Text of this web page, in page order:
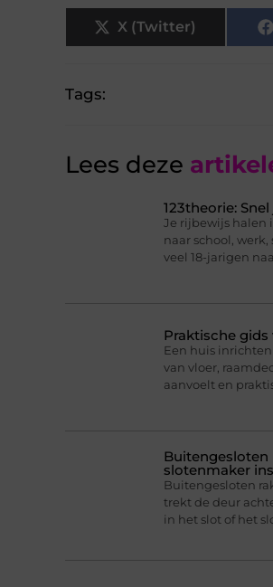
X (Twitter)
Tags:
Lees deze
123theorie:
Je rijbewijs halen
naar school,
veel 18-jarigen
Praktische
Een huis
van vloer,
aanvoelt en
Buitengesloten
slotenmaker
Buitengesloten
trekt de deur
in het slot of het